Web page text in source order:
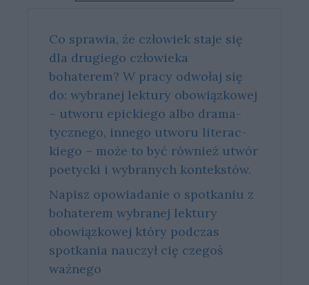
Co sprawia, że człowiek staje się
dla drugiego człowieka
bohaterem? W pra­cy od­wo­łaj się
do: wy­bra­nej lek­tu­ry obo­wiąz­ko­wej
– utwo­ru epic­kie­go albo dra­ma­
tycz­ne­go, in­ne­go utwo­ru li­te­rac­
kie­go – może to być rów­nież utwór
po­etyc­ki i wy­bra­nych kon­tek­stów.
Napisz opowiadanie o spotkaniu z
bohaterem wybranej lektury
obowiązkowej który podczas
spotkania nauczył cię czegoś
ważnego